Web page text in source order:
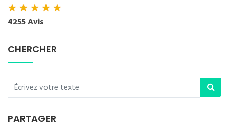
★★★★★
4255 Avis
CHERCHER
PARTAGER